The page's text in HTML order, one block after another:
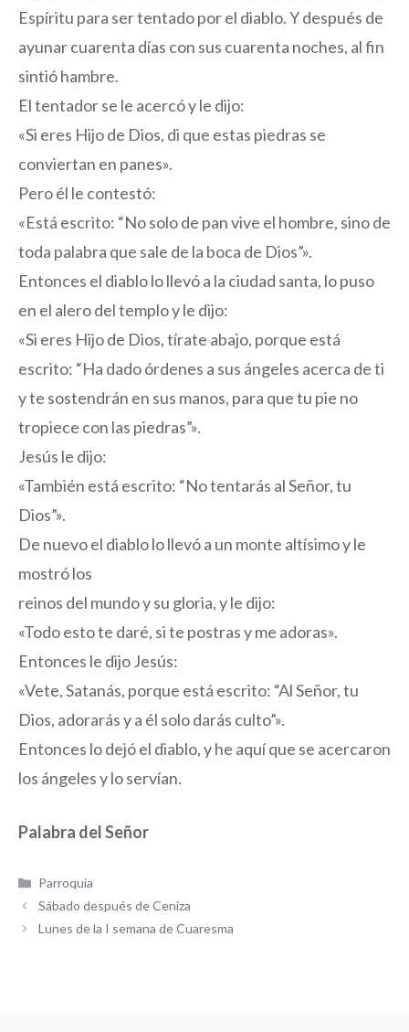
Espíritu para ser tentado por el diablo. Y después de
ayunar cuarenta días con sus cuarenta noches, al fin
sintió hambre.
El tentador se le acercó y le dijo:
«Si eres Hijo de Dios, di que estas piedras se
conviertan en panes».
Pero él le contestó:
«Está escrito: “No solo de pan vive el hombre, sino de
toda palabra que sale de la boca de Dios”».
Entonces el diablo lo llevó a la ciudad santa, lo puso
en el alero del templo y le dijo:
«Si eres Hijo de Dios, tírate abajo, porque está
escrito: “Ha dado órdenes a sus ángeles acerca de ti
y te sostendrán en sus manos, para que tu pie no
tropiece con las piedras”».
Jesús le dijo:
«También está escrito: “No tentarás al Señor, tu
Dios”».
De nuevo el diablo lo llevó a un monte altísimo y le
mostró los
reinos del mundo y su gloria, y le dijo:
«Todo esto te daré, si te postras y me adoras».
Entonces le dijo Jesús:
«Vete, Satanás, porque está escrito: “Al Señor, tu
Dios, adorarás y a él solo darás culto”».
Entonces lo dejó el diablo, y he aquí que se acercaron
los ángeles y lo servían.
Palabra del Señor
Categorías
Parroquia
Sábado después de Ceniza
Lunes de la I semana de Cuaresma